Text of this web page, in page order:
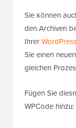
Sie können
den Archiven
Ihrer
Sie einen
gleichen
Fügen Sie
WPCode hinzu: